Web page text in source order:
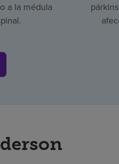
a la médula